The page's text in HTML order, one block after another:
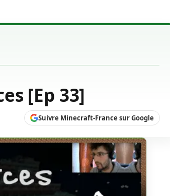
[Ep 33]
Suivre Minecraft-France sur Google